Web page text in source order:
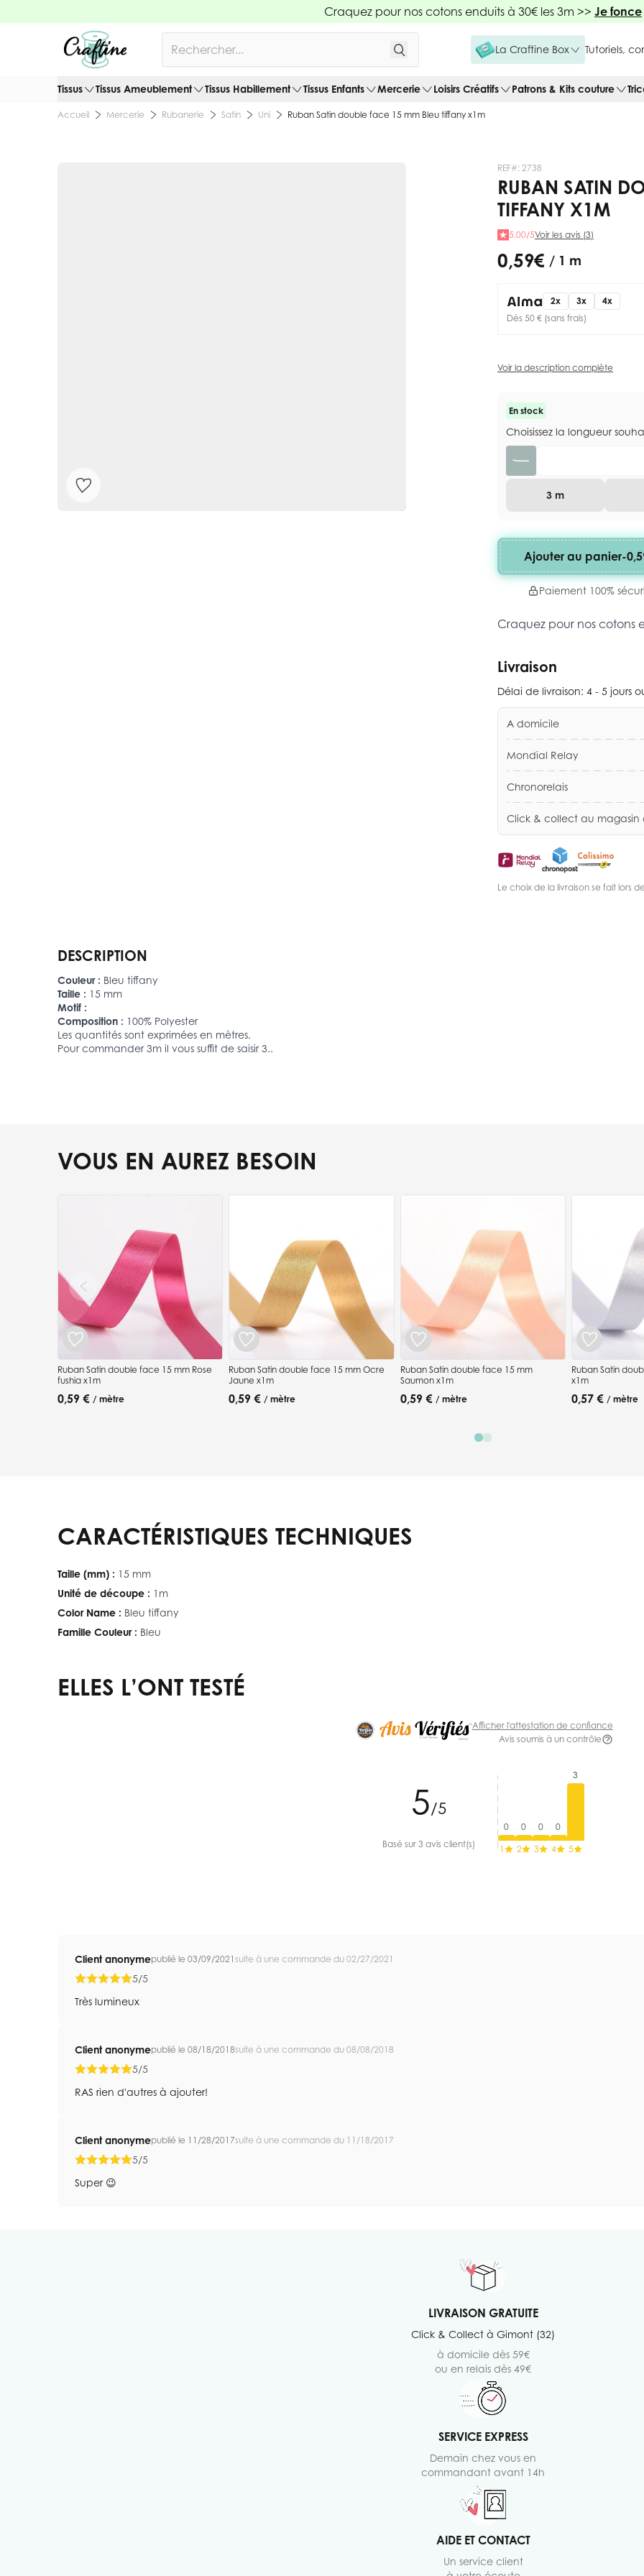
Craquez pour nos cotons enduits à 30€ les 3m >> Je fonce
La Craftine Box Tutoriels,
Tissus Tissus Ameublement Tissus Habillement Tissus Enfants Mercerie Loisirs Créatifs Patrons & Kits couture
Accueil Mercerie Rubanerie Satin Uni Ruban Satin double face 15 mm Bleu tiffany x1m
REF#: 2738
RUBAN SATIN
TIFFANY X1M
5.00/5Voir les avis (3)
0,59 € / 1 m
2x 3x
4x
Dès 50 € (sans frais)
Voir la description complète
En stock
Choisissez la longueur
3 m
Ajouter au panier-
Paiement 100%
Craquez pour nos cotons
Livraison
Délai de livraison: 4 - 5 jours
A domicile
Mondial Relay
Chronorelais
Click & collect au magasin
Le choix de la livraison se fait lors
DESCRIPTION
Couleur : Bleu tiffany
Taille : 15 mm
Motif :
Composition : 100% Polyester
Les quantités sont exprimées en mètres.
Pour commander 3m il vous suffit de saisir 3..
VOUS EN AUREZ BESOIN
Ruban Satin double face 15 mm Rose
fushia x1m
0,59 € / mètre
Ruban Satin double face 15 mm Ocre
Jaune x1m
0,59 € / mètre
Ruban Satin double face 15 mm
Saumon x1m
0,59 € / mètre
Ruban Satin
x1m
0,57 € / mètre
CARACTÉRISTIQUES TECHNIQUES
Taille (mm) : 15 mm
Unité de découpe : 1m
Color Name : Bleu tiffany
Famille Couleur : Bleu
ELLES L’ONT TESTÉ
Afficher l'attestation de confiance
Avis soumis à un contrôle
5/5
Basé sur 3 avis client(s)
0
1
0
2
0
3
0
4
3
5
Client anonymepublié le 03/09/2021 suite à une commande du 02/27/2021
5/5
Très lumineux
Client anonymepublié le 08/18/2018suite à une commande du 08/08/2018
5/5
RAS rien d'autres à ajouter!
Client anonymepublié le 11/28/2017suite à une commande du 11/18/2017
5/5
Super 😉
LIVRAISON GRATUITE
Click & Collect à Gimont (32)
à domicile dès 59€
ou en relais dès 49€
SERVICE EXPRESS
Demain chez vous en
commandant avant 14h
AIDE ET CONTACT
Un service client